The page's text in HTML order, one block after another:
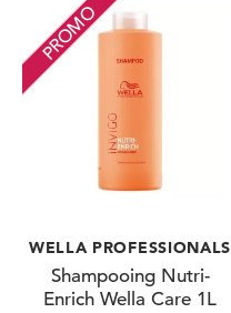
PROMO
WELLA PROFESSIONALS
Shampooing Nutri-
Enrich Wella Care 1L